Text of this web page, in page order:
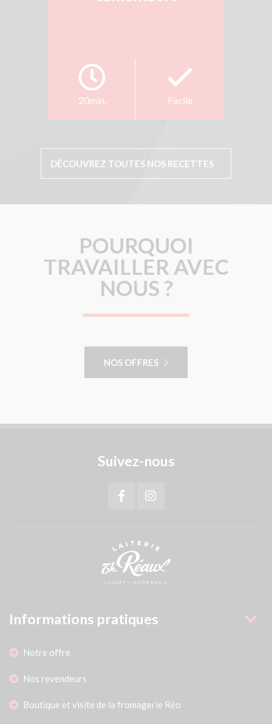
20min. Facile
DÉCOUVREZ TOUTES NOS RECETTES
POURQUOI
TRAVAILLER AVEC
NOUS ?
NOS OFFRES
Suivez-nous
Informations pratiques
Notre offre
Nos revendeurs
Boutique et visite de la fromagerie Réo